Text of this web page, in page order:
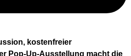
kostenfreier
Pop-Up-Ausstellung macht die